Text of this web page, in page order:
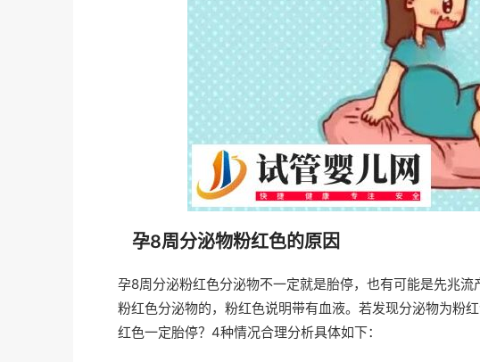
孕8周分泌物粉红色的原因
孕8周分泌粉红色分泌物不一定就是胎停，也有可能是先兆
粉红色分泌物的，粉红色说明带有血液。若发现分泌物为粉
红色一定胎停？4种情况合理分析具体如下：